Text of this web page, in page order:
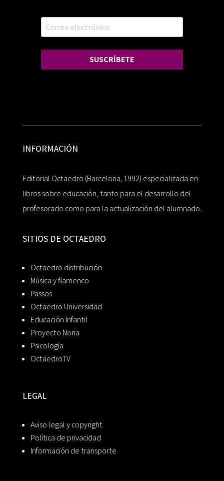
SUSCRÍBETE
INFORMACIÓN
Editorial Octaedro (Barcelona, 1992) especializada en
libros sobre educación, tanto para el desarrollo del
profesorado como para la actualización del alumnado.
SITIOS DE OCTAEDRO
Octaedro distribución
Música y flamenco
Passos
Octaedro Universidad
Educación Infantil
Proyecto Noria
Psicología
OctaedroTV
LEGAL
Aviso legal y copyright
Política de privacidad
Información de transporte